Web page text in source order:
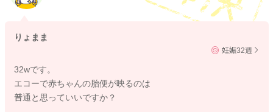
りょまま
妊娠32週
32wです。
エコーで赤ちゃんの胎便が映るのは
普通と思っていいですか？